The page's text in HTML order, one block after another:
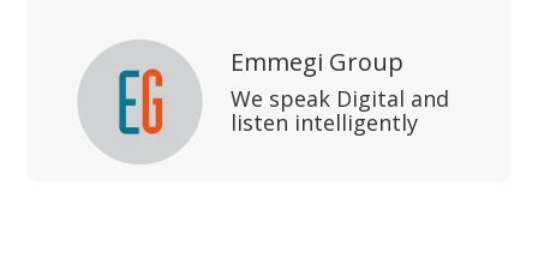
Emmegi Group
We speak Digital and
listen intelligently